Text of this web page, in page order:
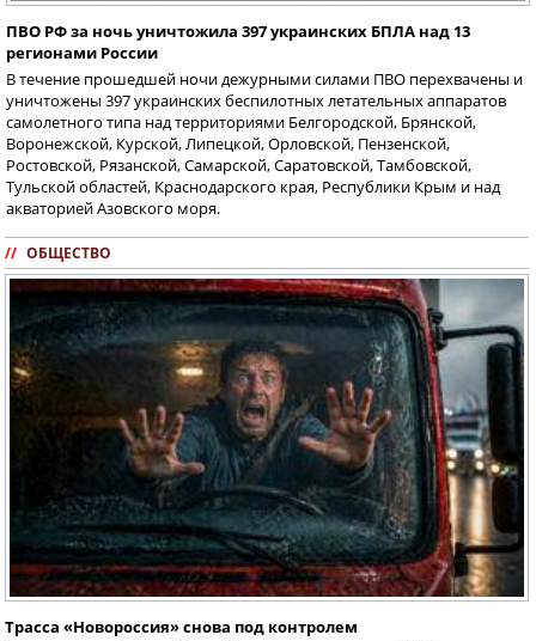
ПВО РФ за ночь уничтожила 397 украинских БПЛА над 13
регионами России
В течение прошедшей ночи дежурными силами ПВО перехвачены и
уничтожены 397 украинских беспилотных летательных аппаратов
самолетного типа над территориями Белгородской, Брянской,
Воронежской, Курской, Липецкой, Орловской, Пензенской,
Ростовской, Рязанской, Самарской, Саратовской, Тамбовской,
Тульской областей, Краснодарского края, Республики Крым и над
акваторией Азовского моря.
// ОБЩЕСТВО
Трасса «Новороссия» снова под контролем